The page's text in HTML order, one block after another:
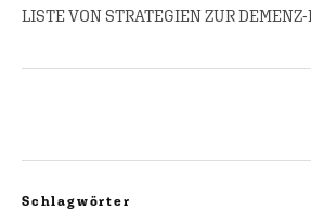
LISTE VON STRATEGIEN ZUR
Schlagwörter